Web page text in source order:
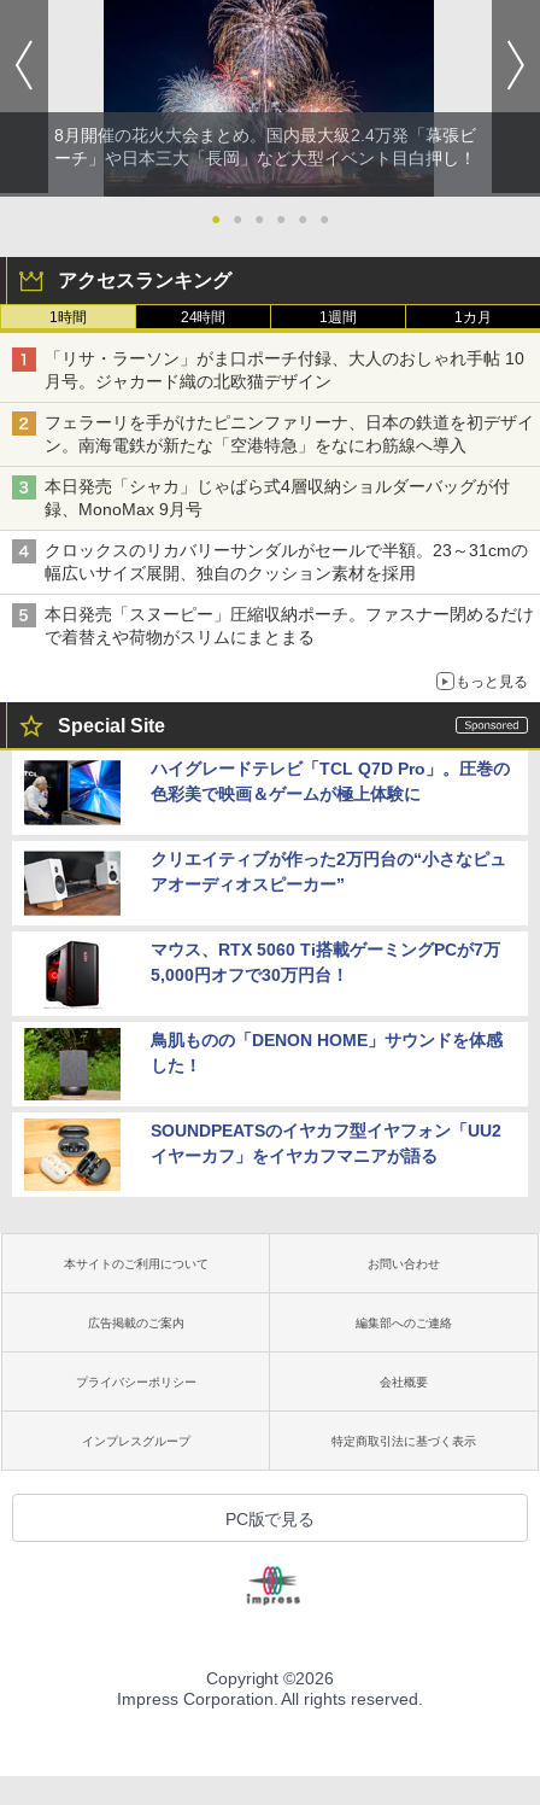
8月開催の花火大会まとめ。国内最大級2.4万発「幕張ビ
ーチ」や日本三大「長岡」など大型イベント目白押し！
● ● ● ● ● ●
アクセスランキング
1時間 24時間 1週間 1カ月
「リサ・ラーソン」がま口ポーチ付録、大人のおしゃれ手帖 10
月号。ジャカード織の北欧猫デザイン
フェラーリを手がけたピニンファリーナ、日本の鉄道を初デザイ
ン。南海電鉄が新たな「空港特急」をなにわ筋線へ導入
本日発売「シャカ」じゃばら式4層収納ショルダーバッグが付
録、MonoMax 9月号
クロックスのリカバリーサンダルがセールで半額。23～31cmの
幅広いサイズ展開、独自のクッション素材を採用
本日発売「スヌーピー」圧縮収納ポーチ。ファスナー閉めるだけ
で着替えや荷物がスリムにまとまる
もっと見る
Special Site
ハイグレードテレビ「TCL Q7D Pro」。圧巻の
色彩美で映画＆ゲームが極上体験に
クリエイティブが作った2万円台の“小さなピュ
アオーディオスピーカー”
マウス、RTX 5060 Ti搭載ゲーミングPCが7万
5,000円オフで30万円台！
鳥肌ものの「DENON HOME」サウンドを体感
した！
SOUNDPEATSのイヤカフ型イヤフォン「UU2
イヤーカフ」をイヤカフマニアが語る
本サイトのご利用について お問い合わせ
広告掲載のご案内 編集部へのご連絡
プライバシーポリシー 会社概要
インプレスグループ 特定商取引法に基づく表示
PC版で見る
Copyright ©2026
Impress Corporation. All rights reserved.